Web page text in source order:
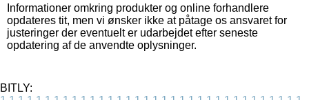
Informationer omkring produkter og online forhandlere
opdateres tit, men vi ønsker ikke at påtage os ansvaret for
justeringer der eventuelt er udarbejdet efter seneste
opdatering af de anvendte oplysninger.
BITLY: